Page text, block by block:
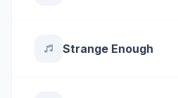
Strange Enough